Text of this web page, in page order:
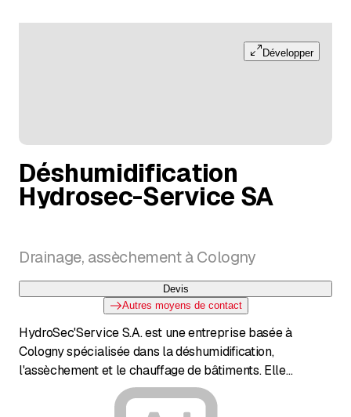
Développer
Déshumidification
Hydrosec-Service SA
Drainage, assèchement à Cologny
Devis
Autres moyens de contact
HydroSec'Service S.A. est une entreprise basée à
Cologny spécialisée dans la déshumidification,
l'assèchement et le chauffage de bâtiments. Elle
propose des services liés au génie civil ainsi qu'à
l'installation et la maintenance de systèmes CVC.